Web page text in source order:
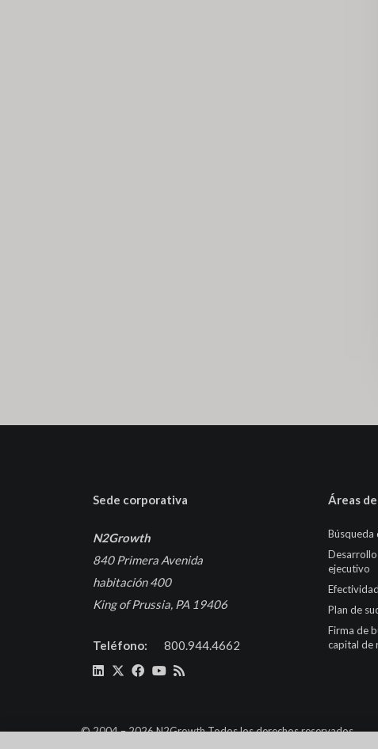
Sede corporativa
N2Growth
840 Primera Avenida
habitación 400
King of Prussia, PA 19406
Teléfono: 800.944.4662
Áreas
Búsqueda
ejecutivo
Plan de
Firma de
capital de
© 2004 – 2026 N2Growth Todos los derechos reservados